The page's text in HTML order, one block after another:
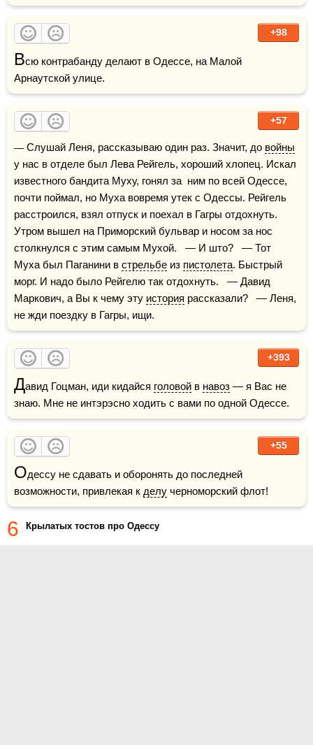
+98
Всю контрабанду делают в Одессе, на Малой
Арнаутской улице.
+57
— Слушай Леня, рассказываю один раз. Значит, до войны
у нас в отделе был Лева Рейгель, хороший хлопец. Искал
известного бандита Муху, гонял за  ним по всей Одессе,
почти поймал, но Муха вовремя утек с Одессы. Рейгель
расстроился, взял отпуск и поехал в Гагры отдохнуть.
Утром вышел на Приморский бульвар и носом за нос
столкнулся с этим самым Мухой.   — И што?   — Тот
Муха был Паганини в стрельбе из пистолета. Быстрый
морг. И надо было Рейгелю так отдохнуть.   — Давид
Маркович, а Вы к чему эту история рассказали?   — Леня,
не жди поездку в Гагры, ищи.
+393
Давид Гоцман, иди кидайся головой в навоз — я Вас не
знаю. Мне не интэрэсно ходить с вами по одной Одессе.
+55
Одессу не сдавать и оборонять до последней
возможности, привлекая к делу черноморский флот!
6 Крылатых тостов про Одессу